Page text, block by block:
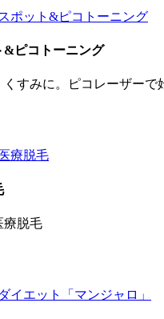
&ピコトーニング
すみに。ピコレーザーで
療脱毛